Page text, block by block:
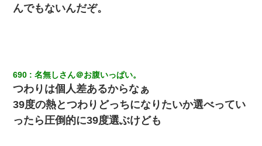
んでもないんだぞ。
690 名無しさん＠お腹いっぱい。
つわりは個人差あるからなぁ
39度の熱とつわりどっちになりたいか選べってい
ったら圧倒的に39度選ぶけども